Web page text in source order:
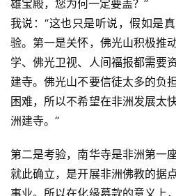
雄宝殿，您为何一定要盖？”
我说：“这也只是听说，假如是
验。第一是关怀，佛光山积极推
学、佛光卫视、人间福报都需要
建寺。佛光山不要信徒太多的负
困难，所以不希望在非洲发展太
洲建寺。“
第二是考验，南华寺是非洲第一
就此确立，是开展非洲佛教的据
事业。所以在化缘募款的意义上